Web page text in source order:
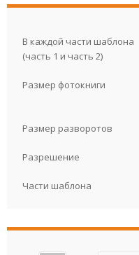
В каждой части шаблона
(часть 1 и часть 2)
Размер фотокниги
Размер разворотов
Разрешение
Части шаблона